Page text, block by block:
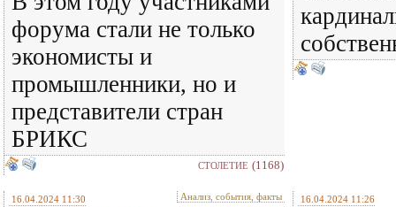
форума стали не только
экономисты и
промышленники, но и
представители стран
БРИКС
СТОЛЕТИЕ (1168)
16.04.2024 11:30 Анализ, события, факты 16.04.2024 11:26